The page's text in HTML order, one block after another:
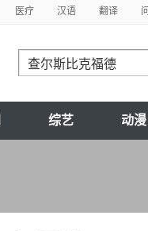
医疗 汉语 翻译
综艺 动漫